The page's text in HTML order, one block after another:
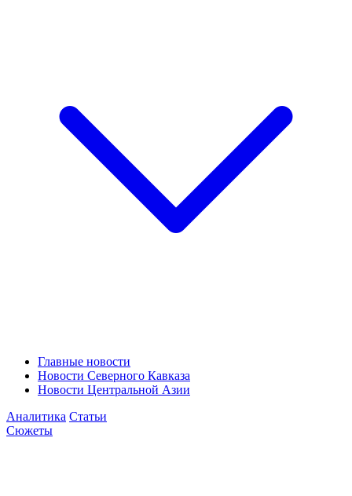
Главные новости
Новости Северного Кавказа
Новости Центральной Азии
Аналитика Статьи
Сюжеты